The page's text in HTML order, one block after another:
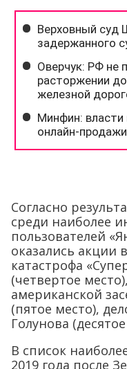
Согласно
среди наиболее
пользователей
оказались акции
катастрофа
(четвертое
американской
(пятое место),
Голунова
В список
2019 года после